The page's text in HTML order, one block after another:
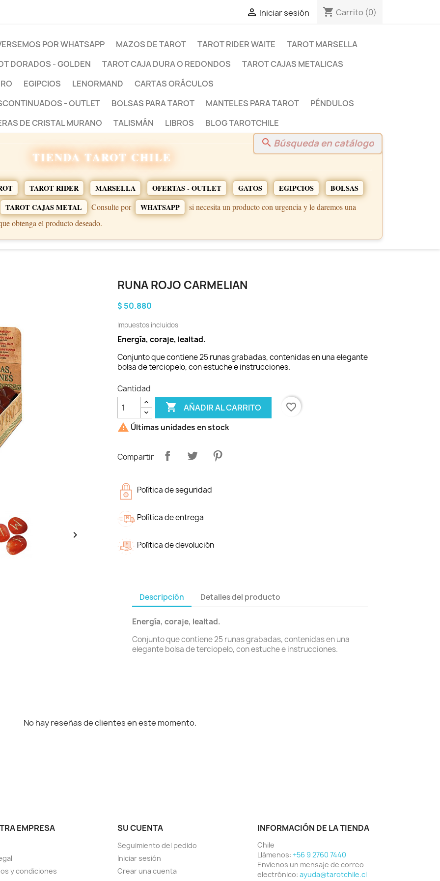
 Iniciar sesión shopping_cart Carrito (0)
POR WHATSAPP MAZOS DE TAROT TAROT RIDER WAITE
TAROT MARSELLA
DORADOS - GOLDEN
TAROT CAJA DURA O REDONDOS
TAROT CAJAS METALICAS
EGIPCIOS LENORMAND
CARTAS ORÁCULOS
- OUTLET
BOLSAS PARA TAROT MANTELES PARA TAROT
PÉNDULOS
DE CRISTAL MURANO
TALISMÁN LIBROS BLOG TAROTCHILE
search
TIENDA TAROT CHILE
TAROT RIDER MARSELLA OFERTAS - OUTLET GATOS EGIPCIOS
BOLSAS
TAROT CAJAS METAL
Consulte por WHATSAPP
si necesita un producto con urgencia y le daremos una
obtenga el producto deseado.

RUNA ROJO CARMELIAN
$ 50.880
Impuestos incluidos
Energía, coraje, lealtad.
Conjunto que contiene 25 runas grabadas, contenidas en una elegante
bolsa de terciopelo, con estuche e instrucciones.
Cantidad
 AÑADIR AL CARRITO
favorite_border
 Últimas unidades en stock
Compartir
Política de seguridad
Política de entrega
Política de devolución
Descripción Detalles del producto
Energía, coraje, lealtad.
Conjunto que contiene 25 runas grabadas, contenidas en una
elegante bolsa de terciopelo, con estuche e instrucciones.
No hay reseñas de clientes en este momento.
EMPRESA
y condiciones
SU CUENTA
Seguimiento del pedido
Iniciar sesión
Crear una cuenta
INFORMACIÓN DE LA TIENDA
Chile
Llámenos: +56 9 2760 7440
Envíenos un mensaje de correo
electrónico: ayuda@tarotchile.cl